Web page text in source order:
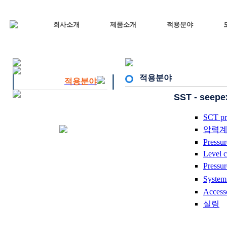
회사소개 제품소개 적용분야
적용분야 적용분야
SST -
SCT
압력
Level
실링